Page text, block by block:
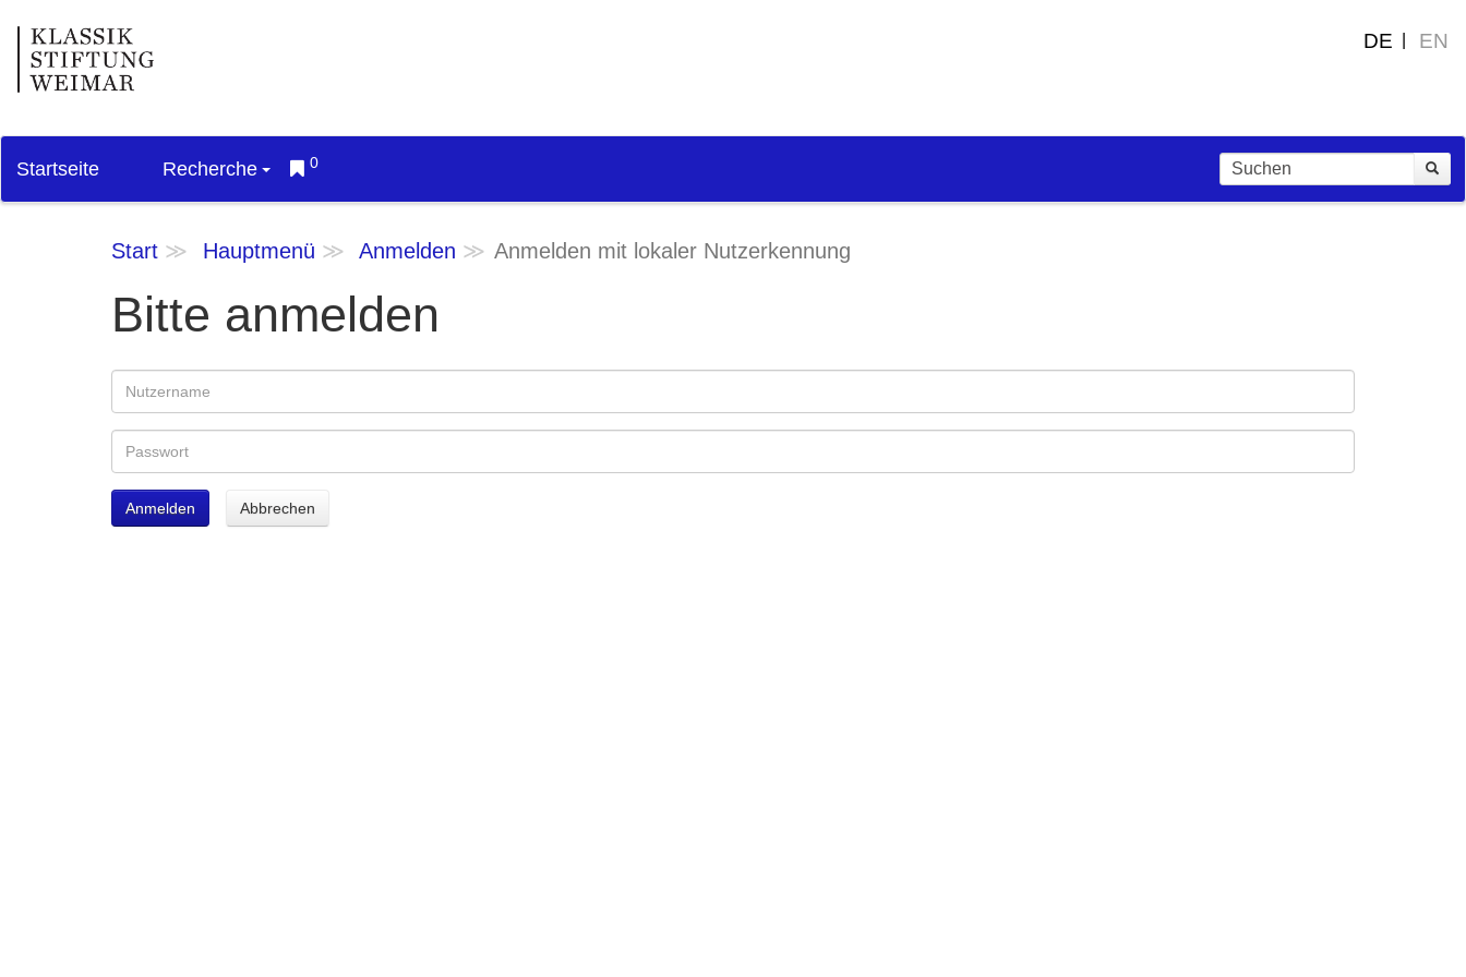
DE EN
Startseite Recherche 0
Start Hauptmenü Anmelden Anmelden mit lokaler Nutzerkennung
Bitte anmelden
Anmelden Abbrechen